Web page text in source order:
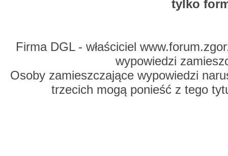
tylko
Firma DGL - właściciel
wypowiedzi
Osoby zamieszczające wypowiedzi
trzecich mogą ponieść z tego